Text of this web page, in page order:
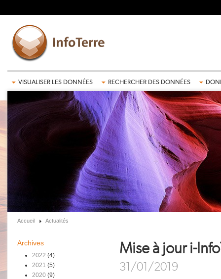
VISUALISER LES DONNÉES RECHERCHER DES DONNÉES
Accueil Actualités
Archives
2022 (4)
2021 (5)
2020 (9)
Mise à jour i-
31/01/2019